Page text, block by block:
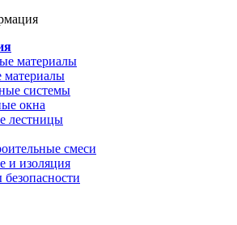
материалы
материалы
системы
окна
лестницы
смеси
и изоляция